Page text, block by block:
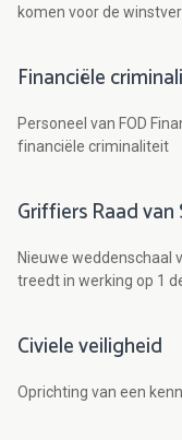
komen voor de
Financiële
Personeel van FOD
financiële criminaliteit
Griffiers Raad van
Nieuwe weddenschaal
treedt in werking op 1
Civiele veiligheid
Oprichting van een